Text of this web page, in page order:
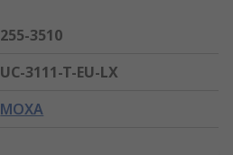
255-3510
UC-3111-T-EU-LX
MOXA